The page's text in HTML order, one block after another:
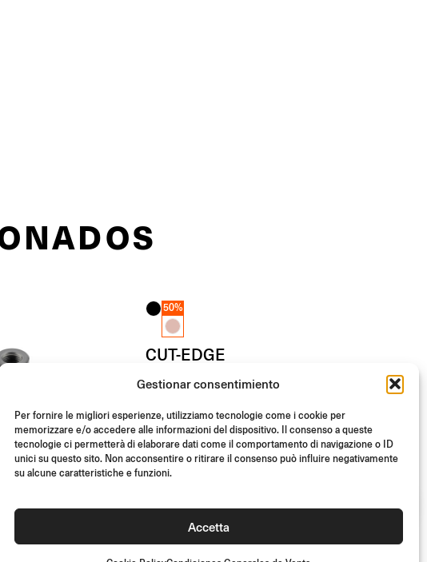
Gestionar consentimiento
Per fornire le migliori esperienze, utilizziamo tecnologie come i cookie per
memorizzare e/o accedere alle informazioni del dispositivo. Il consenso a queste
tecnologie ci permetterà di elaborare dati come il comportamento di navigazione o ID
unici su questo sito. Non acconsentire o ritirare il consenso può influire negativamente
su alcune caratteristiche e funzioni.
Accetta
50%
CUT-EDGE
End Mount
€219.00 (Unid.) - 50%
De €109.50 (Unid.)